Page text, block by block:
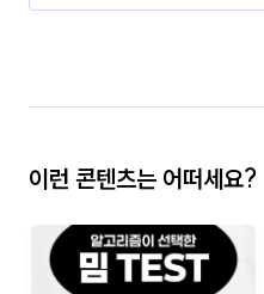
이런 콘텐츠는 어떠세요?